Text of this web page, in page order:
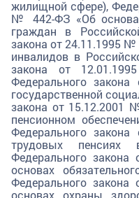
жилищной сфере),
№ 442-ФЗ «Об
граждан в
закона от 24.11.1995
инвалидов в
закона от
Федерального
государственной
закона от 15.12.2001
пенсионном
Федерального
трудовых пенсиях
Федерального
основах
Федерального
основах охраны